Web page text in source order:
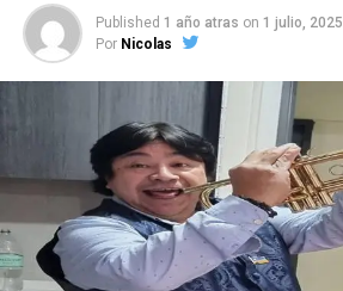
Published 1 año atras on 1 julio, 2025
Por Nicolas